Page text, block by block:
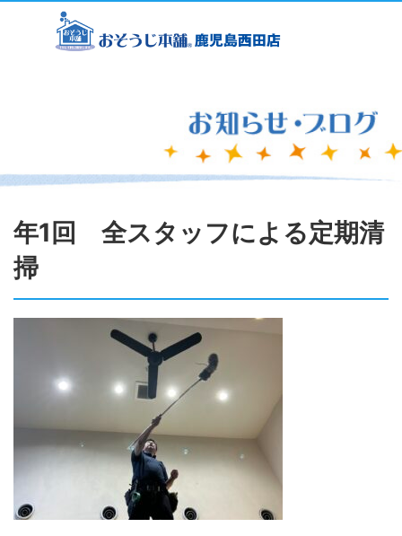
年1回 全スタッフによる定期清
掃